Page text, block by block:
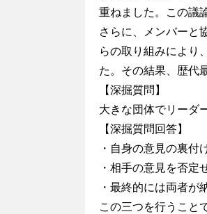
重ねました。この議
さらに、メンバーと
らの取り組みにより
た。その結果、歴代
【深掘質問】
大きな団体でリーダ
【深掘質問回答】
・自身の意見の裏付
・相手の意見を否定
・最終的には両者が
この三つを行うこと